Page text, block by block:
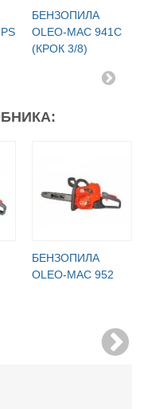
БЕНЗОПИЛА
OLEO-МАC 941C
(КРОК 3/8)
БЕНЗОПИЛА
OLEO-MAC 952